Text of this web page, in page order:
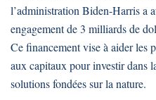
l’administration Biden-Harris a
engagement de 3 milliards de
Ce financement vise à aider les
aux capitaux pour investir dans
solutions fondées sur la nature.